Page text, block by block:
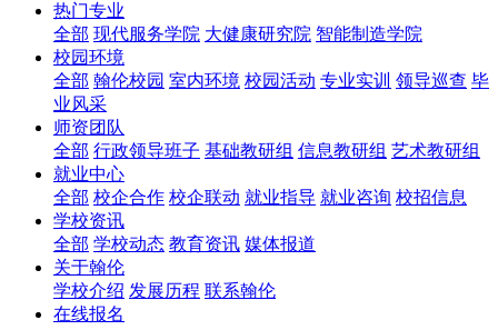
热门专业
全部 现代服务学院 大健康研究院 智能制造学院
校园环境
全部 翰伦校园 室内环境 校园活动 专业实训 领导巡查 毕
业风采
师资团队
全部 行政领导班子 基础教研组 信息教研组 艺术教研组
就业中心
全部 校企合作 校企联动 就业指导 就业咨询 校招信息
学校资讯
全部 学校动态 教育资讯 媒体报道
关于翰伦
学校介绍 发展历程 联系翰伦
在线报名